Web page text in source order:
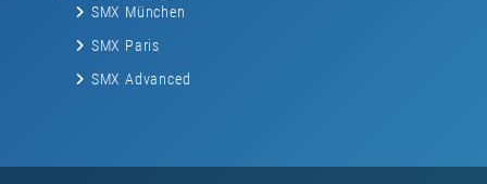
SMX München
SMX Paris
SMX Advanced